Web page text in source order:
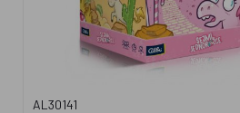
AL30141